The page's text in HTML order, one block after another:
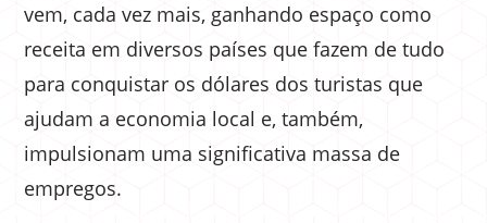
vem, cada vez mais, ganhando espaço como
receita em diversos países que fazem de tudo
para conquistar os dólares dos turistas que
ajudam a economia local e, também,
impulsionam uma significativa massa de
empregos.